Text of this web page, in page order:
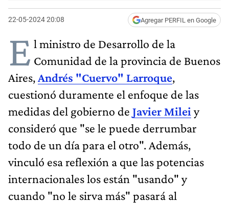
22-05-2024 20:08 Agregar PERFIL en Google
E l ministro de Desarrollo de la
Comunidad de la provincia de Buenos
Aires,Andrés "Cuervo" Larroque,
cuestionó duramente el enfoque de las
medidas del gobierno de Javier Milei y
consideró que "se le puede derrumbar
todo de un día para el otro". Además,
vinculó esa reflexión a que las potencias
internacionales los están "usando" y
cuando "no le sirva más" pasará al